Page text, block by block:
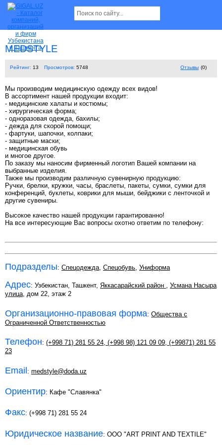
MEDSTYLE
Рейтинг: 13 Просмотров: 5748 Отзывы (0)
Мы производим медицинскую одежду всех видов!
В ассортимент нашей продукции входит:
- медицинские халаты и костюмы;
- хирургическая форма;
- одноразовая одежда, бахилы;
- дежда для скорой помощи;
- фартуки, шапочки, колпаки;
- защитные маски;
- медицинская обувь
и многое другое.
По заказу мы наносим фирменный логотип Вашей компании на
выбранные изделия.
Также мы производим различную сувенирную продукцию:
Ручки, брелки, кружки, часы, браслеты, пакеты, сумки, сумки для
конференций, буклеты, коврики для мыши, бейджики с ленточкой и
другие сувениры.
Высокое качество нашей продукции гарантированно!
На все интересующие Вас вопросы охотно ответим по телефону:
Подразделы: Спецодежда, Спецобувь, Униформа
Адрес: Узбекистан, Ташкент, Яккасарайский район , Усмана Насыра
улица, дом 22, этаж 2
Организационно-правовая форма: Общества с
Ограниченной Ответственностью
Телефон: (+998 71) 281 55 24, (+998 98) 121 09 09, (+99871) 281 55
23
Email: medstyle@doda.uz
Ориентир: Кафе "Славянка"
Факс: (+998 71) 281 55 24
Юридическое название: ООО "ART PRINT AND TEXTILE"